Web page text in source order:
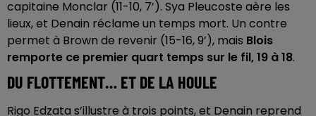
capitaine Monclar (11-10, 7’). Sya Pleucoste aère les
lieux, et Denain réclame un temps mort. Un contre
permet à Brown de revenir (15-16, 9’), mais Blois
remporte ce premier quart temps sur le fil, 19 à 18.
DU FLOTTEMENT… ET DE LA HOULE
Rigo Edzata s’illustre à trois points, et Denain reprend